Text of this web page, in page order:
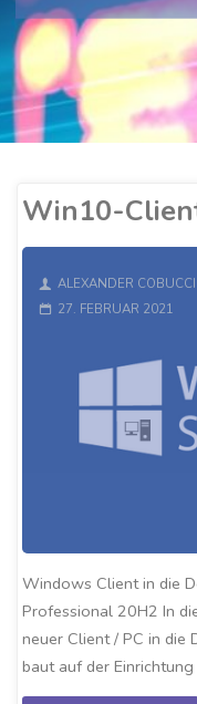
Win10-
ALEXANDER COBUCCI
27. FEBRUAR 2021
Windows Client in die
Professional 20H2 In
neuer Client / PC in die
baut auf der